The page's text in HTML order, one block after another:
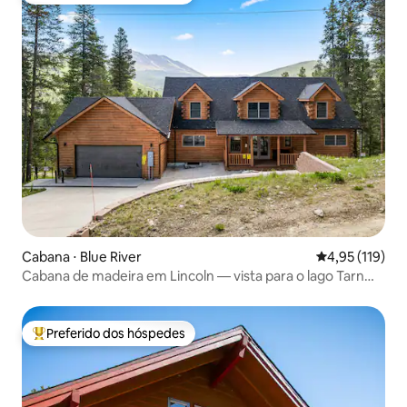
Cabana ⋅ Blue River 4,95 de uma
4,95 (119)
Cabana de madeira em Lincoln — vista para o lago Tarn
Entre os melhores preferidos dos hóspedes
Preferido dos hóspedes